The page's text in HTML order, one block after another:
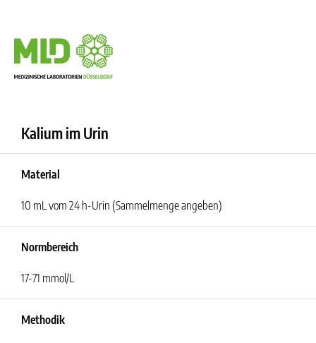
Kalium im Urin
Material
10 mL vom 24 h-Urin (Sammelmenge angeben)
Normbereich
17-71 mmol/L
Methodik